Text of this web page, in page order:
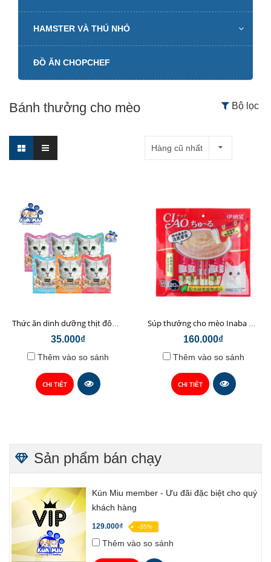
HAMSTER VÀ THÚ NHỎ
ĐỒ ĂN CHOPCHEF
Bánh thưởng cho mèo Bộ lọc
Hàng cũ nhất
35.000₫
Thêm vào so sánh
CHI TIẾT
160.000₫
Thêm vào so sánh
CHI TIẾT
Sản phẩm bán chạy
Kún Miu member - Ưu đãi đặc biệt cho quý
khách hàng
129.000₫ -35%
Thêm vào so sánh